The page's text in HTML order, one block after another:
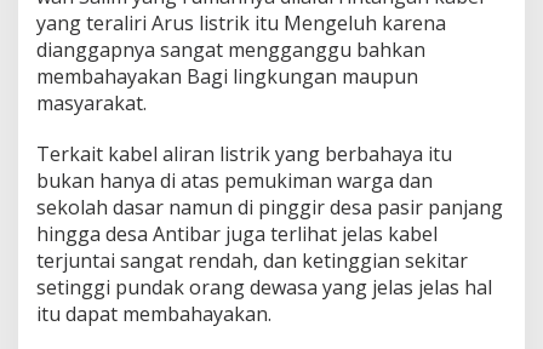
yang teraliri Arus listrik itu Mengeluh karena
dianggapnya sangat mengganggu bahkan
membahayakan Bagi lingkungan maupun
masyarakat.
Terkait kabel aliran listrik yang berbahaya itu
bukan hanya di atas pemukiman warga dan
sekolah dasar namun di pinggir desa pasir panjang
hingga desa Antibar juga terlihat jelas kabel
terjuntai sangat rendah, dan ketinggian sekitar
setinggi pundak orang dewasa yang jelas jelas hal
itu dapat membahayakan.